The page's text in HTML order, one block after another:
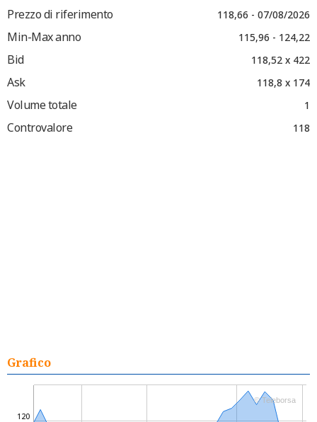
Prezzo di riferimento 118,66 - 07/08/2026
Min-Max anno 115,96 - 124,22
Bid 118,52 x 422
Ask 118,8 x 174
Volume totale 1
Controvalore 118
Grafico
120
© Teleborsa